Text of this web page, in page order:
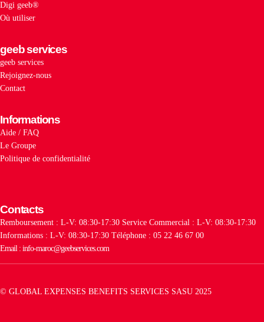
Digi geeb®
Où utiliser
geeb services
geeb services
Rejoignez-nous
Contact
Informations
Aide / FAQ
Le Groupe
Politique de confidentialité
Contacts
Remboursement : L-V: 08:30-17:30 Service Commercial : L-V: 08:30-17:30
Informations : L-V: 08:30-17:30 Téléphone : 05 22 46 67 00
Email : info-maroc@geebservices.com
© GLOBAL EXPENSES BENEFITS SERVICES SASU 2025